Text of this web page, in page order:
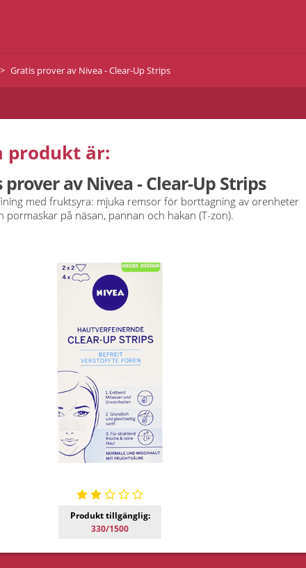
Gratis prover av Nivea - Clear-Up Strips
produkt är:
prover av Nivea - Clear-Up Strips
med fruktsyra: mjuka remsor för borttagning av orenheter
pormaskar på näsan, pannan och hakan (T-zon).
Produkt tillgänglig:
330/1500